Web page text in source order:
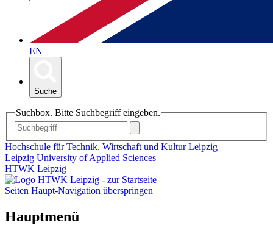
EN
Suche
Suchbox. Bitte Suchbegriff eingeben.
Hochschule für Technik, Wirtschaft und Kultur Leipzig
Leipzig University of Applied Sciences
HTWK Leipzig
Seiten Haupt-Navigation überspringen
Hauptmenü